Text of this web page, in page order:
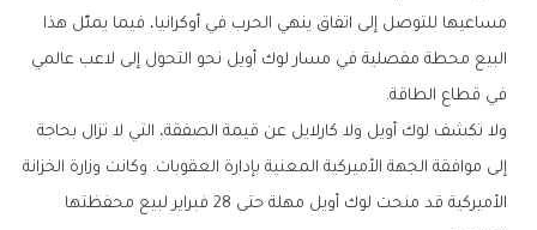
مساعيها للتوصل إلى اتفاق ينهي الحرب في أوكرانيا، فيما يمثّل هذا
البيع محطة مفصلية في مسار لوك أويل نحو التحول إلى لاعب عالمي
في قطاع الطاقة.
ولا تكشف لوك أويل ولا كارلايل عن قيمة الصفقة، التي لا تزال بحاجة
إلى موافقة الجهة الأميركية المعنية بإدارة العقوبات. وكانت وزارة الخزانة
الأميركية قد منحت لوك أويل مهلة حتى 28 فبراير لبيع محفظتها